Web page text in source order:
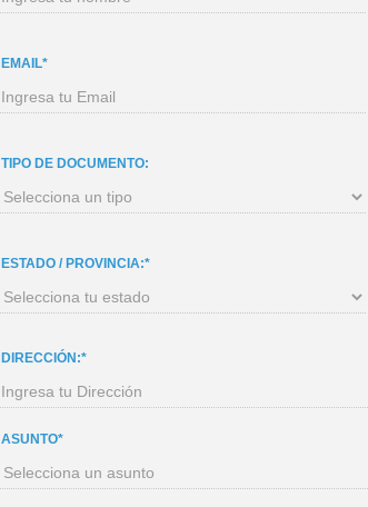
EMAIL*
TIPO DE DOCUMENTO:
ESTADO / PROVINCIA:*
DIRECCIÓN:*
ASUNTO*